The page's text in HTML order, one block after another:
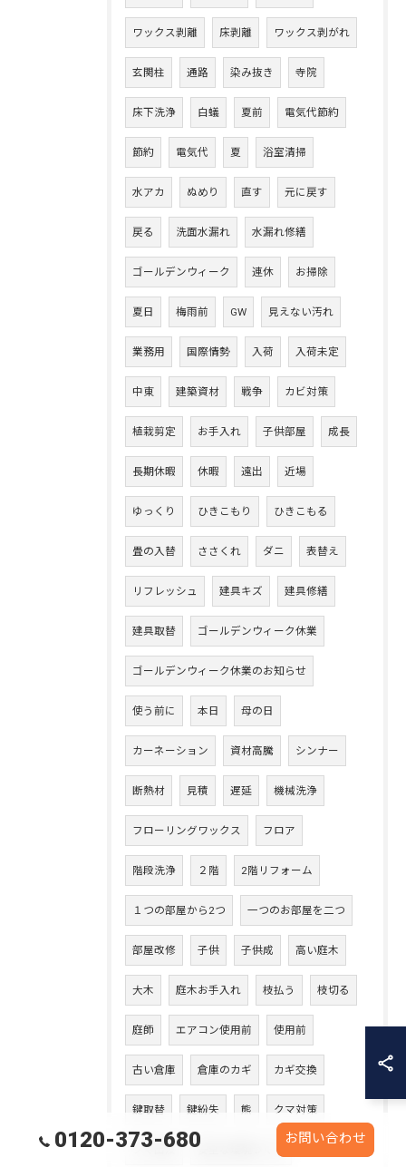
ワックス剥離 床剥離 ワックス剥がれ
玄関柱 通路 染み抜き 寺院
床下洗浄 白蟻 夏前 電気代節約
節約 電気代 夏 浴室清掃
水アカ ぬめり 直す 元に戻す
戻る 洗面水漏れ 水漏れ修繕
ゴールデンウィーク 連休 お掃除
夏日 梅雨前 GW 見えない汚れ
業務用 国際情勢 入荷 入荷未定
中東 建築資材 戦争 カビ対策
植栽剪定 お手入れ 子供部屋 成長
長期休暇 休暇 遠出 近場
ゆっくり ひきこもり ひきこもる
畳の入替 ささくれ ダニ 表替え
リフレッシュ 建具キズ 建具修繕
建具取替 ゴールデンウィーク休業
ゴールデンウィーク休業のお知らせ
使う前に 本日 母の日
カーネーション 資材高騰 シンナー
断熱材 見積 遅延 機械洗浄
フローリングワックス フロア
階段洗浄 ２階 2階リフォーム
１つの部屋から2つ 一つのお部屋を二つ
部屋改修 子供 子供成 高い庭木
大木 庭木お手入れ 枝払う 枝切る
庭師 エアコン使用前 使用前
古い倉庫 倉庫のカギ カギ交換
鍵取替 鍵紛失 熊 クマ対策
クマ出没 安全な環境づくり
0120-373-680 お問い合わせ